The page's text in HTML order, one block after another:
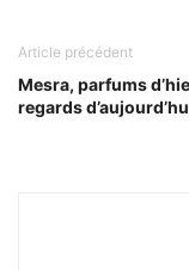
Article précédent
Mesra, parfums
regards